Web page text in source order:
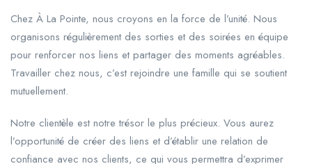
Chez À La Pointe, nous croyons en la force de l’unité. Nous
organisons régulièrement des sorties et des soirées en équipe
pour renforcer nos liens et partager des moments agréables.
Travailler chez nous, c’est rejoindre une famille qui se soutient
mutuellement.
Notre clientèle est notre trésor le plus précieux. Vous aurez
l’opportunité de créer des liens et d’établir une relation de
confiance avec nos clients, ce qui vous permettra d’exprimer